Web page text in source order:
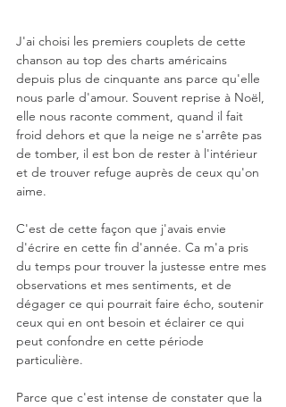
J'ai choisi les premiers couplets de cette
chanson au top des charts américains
depuis plus de cinquante ans parce qu'elle
nous parle d'amour. Souvent reprise à Noël,
elle nous raconte comment, quand il fait
froid dehors et que la neige ne s'arrête pas
de tomber, il est bon de rester à l'intérieur
et de trouver refuge auprès de ceux qu'on
aime.
C'est de cette façon que j'avais envie
d'écrire en cette fin d'année. Ca m'a pris
du temps pour trouver la justesse entre mes
observations et mes sentiments, et de
dégager ce qui pourrait faire écho, soutenir
ceux qui en ont besoin et éclairer ce qui
peut confondre en cette période
particulière.
Parce que c'est intense de constater que la